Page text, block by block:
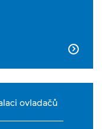

ovladačů